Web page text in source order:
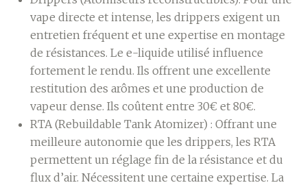
vape directe et intense, les drippers exigent un
entretien fréquent et une expertise en montage
de résistances. Le e-liquide utilisé influence
fortement le rendu. Ils offrent une excellente
restitution des arômes et une production de
vapeur dense. Ils coûtent entre 30€ et 80€.
RTA (Rebuildable Tank Atomizer) : Offrant une
meilleure autonomie que les drippers, les RTA
permettent un réglage fin de la résistance et du
flux d’air. Nécessitent une certaine expertise. La